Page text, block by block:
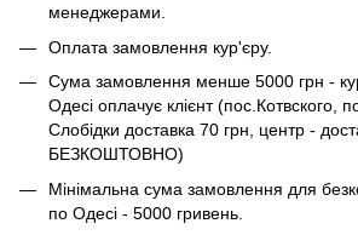
менеджерами.
Оплата замовлення кур'єру.
Сума замовлення менше 5000 грн -
Одесі оплачує клієнт (пос.Котвского,
Слобідки доставка 70 грн, центр -
БЕЗКОШТОВНО)
Мінімальна сума замовлення для
по Одесі - 5000 гривень.